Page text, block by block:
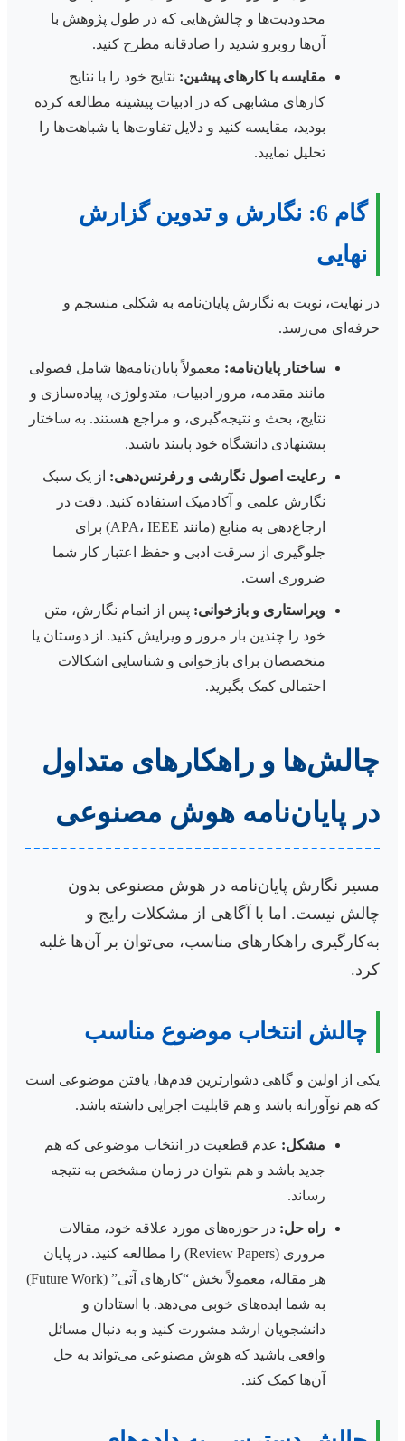
محدودیت‌ها و چالش‌هایی که در طول پژوهش با
آن‌ها روبرو شدید را صادقانه مطرح کنید.
مقایسه با کارهای پیشین: نتایج خود را با نتایج
کارهای مشابهی که در ادبیات پیشینه مطالعه کرده
بودید، مقایسه کنید و دلایل تفاوت‌ها یا شباهت‌ها را
تحلیل نمایید.
گام 6: نگارش و تدوین گزارش
نهایی
در نهایت، نوبت به نگارش پایان‌نامه به شکلی منسجم و
حرفه‌ای می‌رسد.
ساختار پایان‌نامه: معمولاً پایان‌نامه‌ها شامل فصولی
مانند مقدمه، مرور ادبیات، متدولوژی، پیاده‌سازی و
نتایج، بحث و نتیجه‌گیری، و مراجع هستند. به ساختار
پیشنهادی دانشگاه خود پایبند باشید.
رعایت اصول نگارشی و رفرنس‌دهی: از یک سبک
نگارش علمی و آکادمیک استفاده کنید. دقت در
ارجاع‌دهی به منابع (مانند APA، IEEE) برای
جلوگیری از سرقت ادبی و حفظ اعتبار کار شما
ضروری است.
ویراستاری و بازخوانی: پس از اتمام نگارش، متن
خود را چندین بار مرور و ویرایش کنید. از دوستان یا
متخصصان برای بازخوانی و شناسایی اشکالات
احتمالی کمک بگیرید.
چالش‌ها و راهکارهای متداول
در پایان‌نامه هوش مصنوعی
مسیر نگارش پایان‌نامه در هوش مصنوعی بدون
چالش نیست. اما با آگاهی از مشکلات رایج و
به‌کارگیری راهکارهای مناسب، می‌توان بر آن‌ها غلبه
کرد.
چالش انتخاب موضوع مناسب
یکی از اولین و گاهی دشوارترین قدم‌ها، یافتن موضوعی است
که هم نوآورانه باشد و هم قابلیت اجرایی داشته باشد.
مشکل: عدم قطعیت در انتخاب موضوعی که هم
جدید باشد و هم بتوان در زمان مشخص به نتیجه
رساند.
راه حل: در حوزه‌های مورد علاقه خود، مقالات
مروری (Review Papers) را مطالعه کنید. در پایان
هر مقاله، معمولاً بخش “کارهای آتی” (Future Work)
به شما ایده‌های خوبی می‌دهد. با استادان و
دانشجویان ارشد مشورت کنید و به دنبال مسائل
واقعی باشید که هوش مصنوعی می‌تواند به حل
آن‌ها کمک کند.